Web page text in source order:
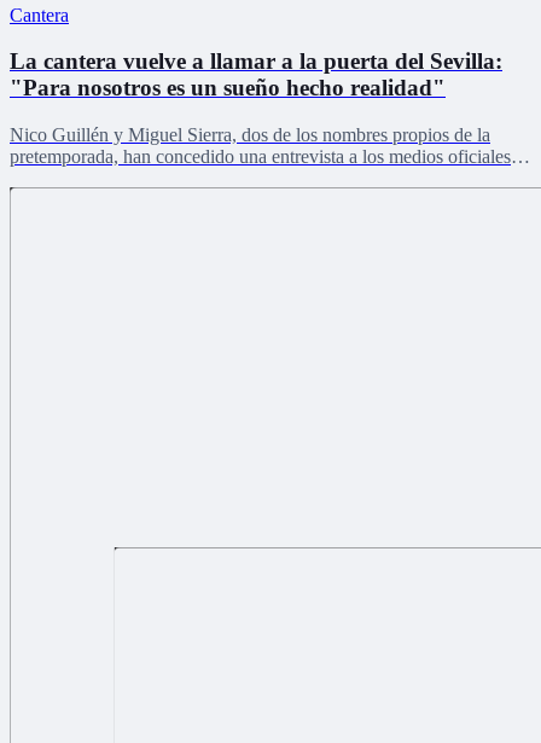
Cantera
La cantera vuelve a llamar a la puerta del Sevilla:
"Para nosotros es un sueño hecho realidad"
Nico Guillén y Miguel Sierra, dos de los nombres propios de la
pretemporada, han concedido una entrevista a los medios oficiales